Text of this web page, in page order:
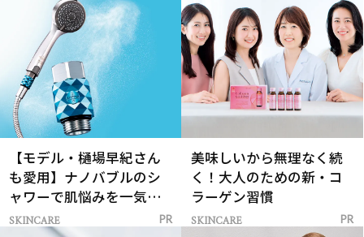
【モデル・樋場早紀さん
も愛用】ナノバブルのシ
ャワーで肌悩みを一気に
解決
SKINCARE PR
美味しいから無理なく続
く！大人のための新・コ
ラーゲン習慣
SKINCARE PR